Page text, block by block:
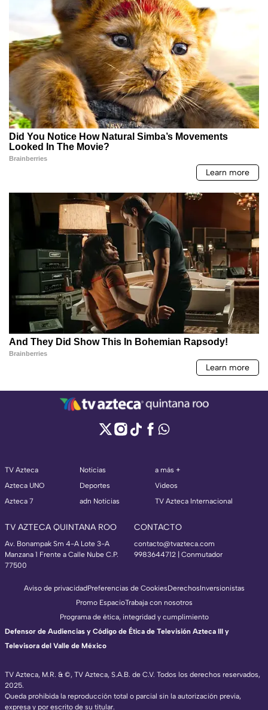
TV Azteca
Azteca UNO
Azteca 7
Noticias
Deportes
adn Noticias
a más +
Videos
TV Azteca Internacional
TV AZTECA QUINTANA ROO
Av. Bonampak Sm 4-A Lote 3-A
Manzana 1 Frente a Calle Nube C.P.
77500
CONTACTO
contacto@tvazteca.com
9983644712 | Conmutador
TV Azteca, M.R. & ©, TV Azteca, S.A.B. de C.V. Todos los derechos reservados,
2025.
Queda prohibida la reproducción total o parcial sin la autorización previa,
expresa y por escrito de su titular.
Aviso de privacidadPreferencias de CookiesDerechosInversionistas
Promo EspacioTrabaja con nosotros
Programa de ética, integridad y cumplimiento
Defensor de Audiencias y Código de Ética de Televisión Azteca III y
Televisora del Valle de México